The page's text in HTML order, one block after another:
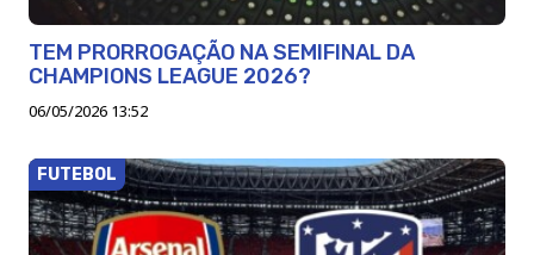
TEM PRORROGAÇÃO NA SEMIFINAL DA
CHAMPIONS LEAGUE 2026?
06/05/2026 13:52
FUTEBOL